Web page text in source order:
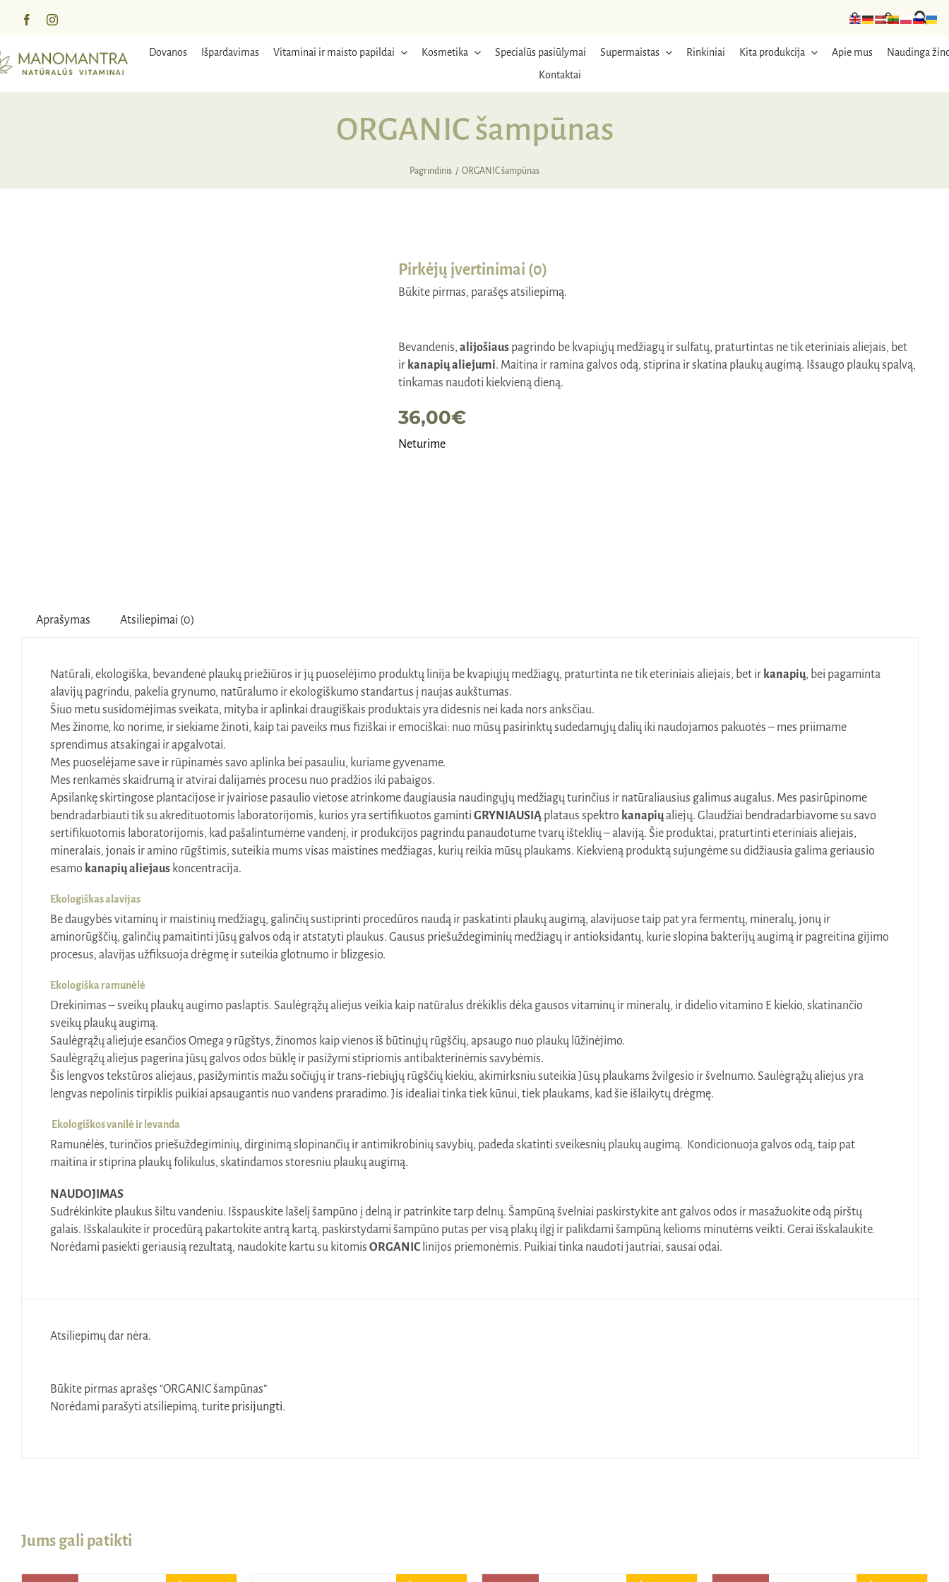
turinį
Dovanos Išpardavimas Vitaminai ir maisto papildai Kosmetika Specialūs pasiūlymai Supermaistas Rinkiniai Kita produkcija Apie mus
Naudinga
Kontaktai
ORGANIC šampūnas
Pagrindinis ORGANIC šampūnas
Pirkėjų įvertinimai (0)
Būkite pirmas, parašęs atsiliepimą.
Bevandenis,alijošiaus pagrindo be kvapiųjų medžiagų ir sulfatų, praturtintas ne tik eteriniais aliejais, bet
ir kanapių aliejumi. Maitina ir ramina galvos odą, stiprina ir skatina plaukų augimą. Išsaugo plaukų spalvą,
tinkamas naudoti kiekvieną dieną.
36,00€
Neturime
Aprašymas Atsiliepimai (0)
Natūrali, ekologiška, bevandenė plaukų priežiūros ir jų puoselėjimo produktų linija be kvapiųjų medžiagų, praturtinta ne tik eteriniais aliejais, bet ir kanapių, bei pagaminta
alavijų pagrindu, pakelia grynumo, natūralumo ir ekologiškumo standartus į naujas aukštumas.
Šiuo metu susidomėjimas sveikata, mityba ir aplinkai draugiškais produktais yra didesnis nei kada nors anksčiau.
Mes žinome, ko norime, ir siekiame žinoti, kaip tai paveiks mus fiziškai ir emociškai: nuo mūsų pasirinktų sudedamųjų dalių iki naudojamos pakuotės – mes priimame
sprendimus atsakingai ir apgalvotai.
Mes puoselėjame save ir rūpinamės savo aplinka bei pasauliu, kuriame gyvename.
Mes renkamės skaidrumą ir atvirai dalijamės procesu nuo pradžios iki pabaigos.
Apsilankę skirtingose plantacijose ir įvairiose pasaulio vietose atrinkome daugiausia naudingųjų medžiagų turinčius ir natūraliausius galimus augalus. Mes pasirūpinome
bendradarbiauti tik su akredituotomis laboratorijomis, kurios yra sertifikuotos gaminti GRYNIAUSIĄplataus spektro kanapiųaliejų. Glaudžiai bendradarbiavome su savo
sertifikuotomis laboratorijomis, kad pašalintumėme vandenį, ir produkcijos pagrindu panaudotume tvarų išteklių – alaviją. Šie produktai, praturtinti eteriniais aliejais,
mineralais, jonais ir amino rūgštimis, suteikia mums visas maistines medžiagas, kurių reikia mūsų plaukams. Kiekvieną produktą sujungėme su didžiausia galima geriausio
esamo kanapių aliejauskoncentracija.
Ekologiškas alavijas
Be daugybės vitaminų ir maistinių medžiagų, galinčių sustiprinti procedūros naudą ir paskatinti plaukų augimą, alavijuose taip pat yra fermentų, mineralų, jonų ir
aminorūgščių, galinčių pamaitinti jūsų galvos odą ir atstatyti plaukus. Gausus priešuždegiminių medžiagų ir antioksidantų, kurie slopina bakterijų augimą ir pagreitina gijimo
procesus, alavijas užfiksuoja drėgmę ir suteikia glotnumo ir blizgesio.
Ekologiška ramunėlė
Drekinimas – sveikų plaukų augimo paslaptis. Saulėgrąžų aliejus veikia kaip natūralus drėkiklis dėka gausos vitaminų ir mineralų, ir didelio vitamino E kiekio, skatinančio
sveikų plaukų augimą.
Saulėgrąžų aliejuje esančios Omega 9 rūgštys, žinomos kaip vienos iš būtinųjų rūgščių, apsaugo nuo plaukų lūžinėjimo.
Saulėgrąžų aliejus pagerina jūsų galvos odos būklę ir pasižymi stipriomis antibakterinėmis savybėmis.
Šis lengvos tekstūros aliejaus, pasižymintis mažu sočiųjų ir trans-riebiųjų rūgščių kiekiu, akimirksniu suteikia Jūsų plaukams žvilgesio ir švelnumo. Saulėgrąžų aliejus yra
lengvas nepolinis tirpiklis puikiai apsaugantis nuo vandens praradimo. Jis idealiai tinka tiek kūnui, tiek plaukams, kad šie išlaikytų drėgmę.
Ekologiškos vanilė ir levanda
Ramunėlės, turinčios priešuždegiminių, dirginimą slopinančių ir antimikrobinių savybių, padeda skatinti sveikesnių plaukų augimą. Kondicionuoja galvos odą, taip pat
maitina ir stiprina plaukų folikulus, skatindamos storesniu plaukų augimą.
NAUDOJIMAS
Sudrėkinkite plaukus šiltu vandeniu. Išspauskite lašelį šampūno į delną ir patrinkite tarp delnų. Šampūną švelniai paskirstykite ant galvos odos ir masažuokite odą pirštų
galais. Išskalaukite ir procedūrą pakartokite antrą kartą, paskirstydami šampūno putas per visą plakų ilgį ir palikdami šampūną kelioms minutėms veikti. Gerai išskalaukite.
Norėdami pasiekti geriausią rezultatą, naudokite kartu su kitomis ORGANIClinijos priemonėmis. Puikiai tinka naudoti jautriai, sausai odai.
Atsiliepimų dar nėra.
Būkite pirmas aprašęs “ORGANIC šampūnas”
Norėdami parašyti atsiliepimą, turite prisijungti.
Jums gali patikti